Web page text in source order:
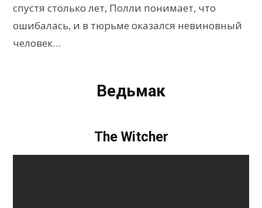
спустя столько лет, Полли понимает, что
ошибалась, и в тюрьме оказался невиновный
человек…
Ведьмак
The Witcher